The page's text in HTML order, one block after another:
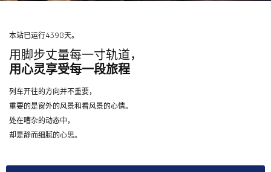
本站已运行4398天。
用脚步丈量每一寸轨道，
用心灵享受每一段旅程
列车开往的方向并不重要，
重要的是窗外的风景和看风景的心情。
处在嘈杂的动态中，
却是静而细腻的心思。